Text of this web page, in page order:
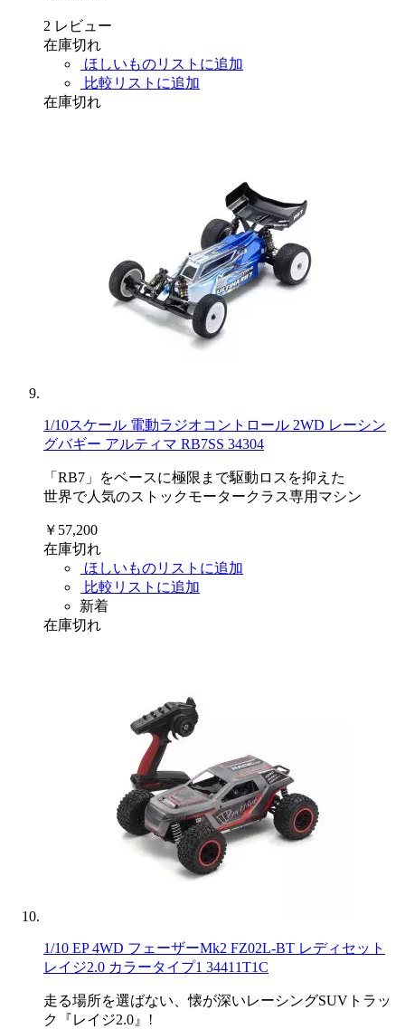
2 レビュー
在庫切れ
ほしいものリストに追加
比較リストに追加
在庫切れ
1/10スケール 電動ラジオコントロール 2WD レーシン
グバギー アルティマ RB7SS 34304
「RB7」をベースに極限まで駆動ロスを抑えた
世界で人気のストックモータークラス専用マシン
￥57,200
在庫切れ
ほしいものリストに追加
比較リストに追加
新着
在庫切れ
1/10 EP 4WD フェーザーMk2 FZ02L-BT レディセット
レイジ2.0 カラータイプ1 34411T1C
走る場所を選ばない、懐が深いレーシングSUVトラッ
ク『レイジ2.0』!